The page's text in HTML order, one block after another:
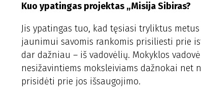
Kuo ypatingas projektas „Misija Sibiras?
Jis ypatingas tuo, kad tęsiasi tryliktus
jaunimui savomis rankomis prisiliesti prie
dar dažniau – iš vadovėlių. Mokyklos
nesižavintiems moksleiviams dažnokai
prisidėti prie jos išsaugojimo.